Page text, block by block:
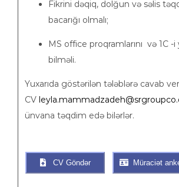
Fikrini dəqiq, dolğun və səlis
bacarığı olmalı;
MS office proqramlarını və 1C -i
bilməli.
Yuxarıda göstərilən tələblərə cavab
CV
ünvana təqdim edə bilərlər.
CV Göndər Müraciət